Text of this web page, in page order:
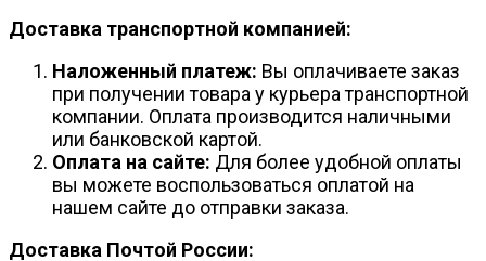
Доставка транспортной компанией:
Наложенный платеж: Вы оплачиваете заказ
при получении товара у курьера транспортной
компании. Оплата производится наличными
или банковской картой.
Оплата на сайте: Для более удобной оплаты
вы можете воспользоваться оплатой на
нашем сайте до отправки заказа.
Доставка Почтой России: